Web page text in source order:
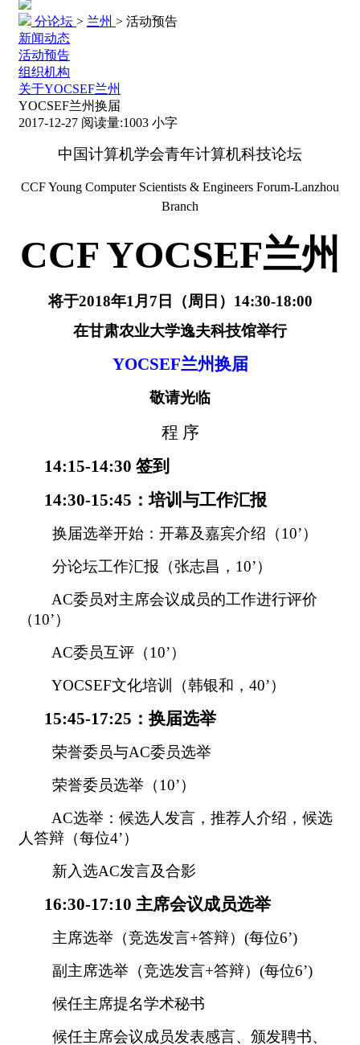
分论坛 > 兰州 > 活动预告
新闻动态
活动预告
组织机构
关于YOCSEF兰州
YOCSEF兰州换届
2017-12-27 阅读量:1003 小字
中国计算机学会青年计算机科技论坛
CCF Young Computer Scientists & Engineers Forum-Lanzhou
Branch
CCF YOCSEF兰州
将于2018年1 月 7 日（周日） 14:30-18:00
在甘肃农业大学逸夫科技馆举行
YOCSEF兰州换届
敬请光临
程 序
14:15-14:30 签到
14:30-15:45 ：培训与工作汇报
换届选举开始：开幕及嘉宾介绍（10’）
分论坛工作汇报（张志昌， 10’）
AC委员对主席会议成员的工作进行评价
（10’）
AC委员互评（10’）
YOCSEF文化培训（韩银和 ， 40’）
15:45-17:25 ：换届选举
荣誉委员与AC委员选举
荣誉委员选举（10’）
AC选举：候选人发言，推荐人介绍，候选
人答辩（每位4’）
新入选AC发言及合影
16:30-17:10 主席会议成员选举
主席选举（竞选发言+答辩） (每位6’)
副主席选举（竞选发言+答辩） (每位6’)
候任主席提名学术秘书
候任主席会议成员发表感言、颁发聘书、